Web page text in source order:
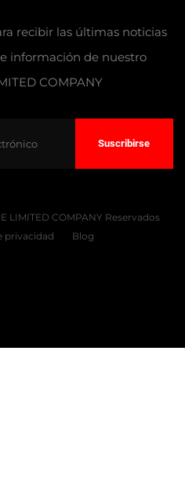
recibir las últimas noticias
información de nuestro
COMPANY
Suscribirse
LIMITED COMPANY Reservados
privacidad Blog